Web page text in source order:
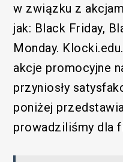
w związku z
jak: Black Friday,
Monday.
akcje promocyjne
przyniosły
poniżej
prowadziliśmy dla